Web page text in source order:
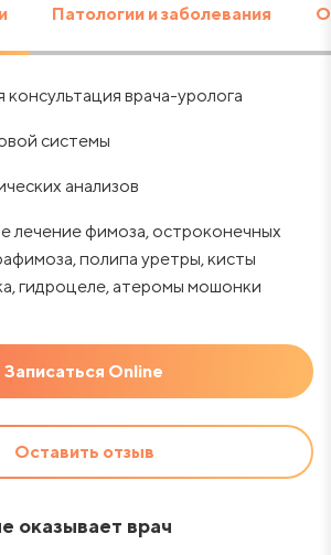
Патологии и заболевания
врача-уролога
системы
анализов
лечение фимоза, остроконечных
полипа уретры, кисты
гидроцеле, атеромы мошонки
Записаться Online
Оставить отзыв
оказывает врач